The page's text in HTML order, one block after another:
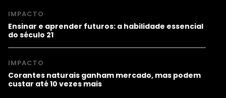
IMPACTO
Ensinar e aprender futuros: a habilidade essencial
do século 21
IMPACTO
Corantes naturais ganham mercado, mas podem
custar até 10 vezes mais